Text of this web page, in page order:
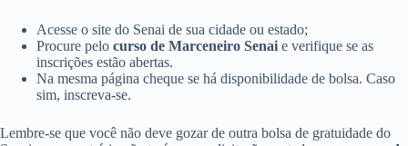
Acesse o site do Senai de sua cidade ou estado;
Procure pelo curso de Marceneiro Senai e verifique se as
inscrições estão abertas.
Na mesma página cheque se há disponibilidade de bolsa. Caso
sim, inscreva-se.
Lembre-se que você não deve gozar de outra bolsa de gratuidade do